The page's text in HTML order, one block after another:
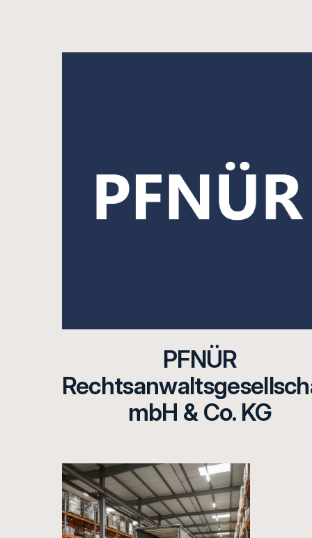
PFNÜR
mbH & Co. KG